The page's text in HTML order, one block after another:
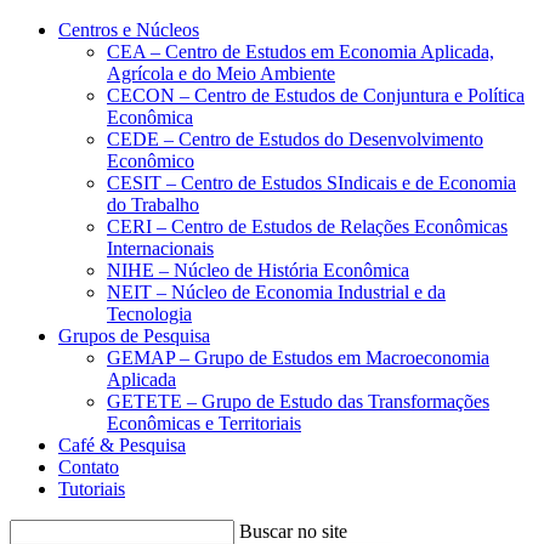
Conteúdo principal Menu principal
Centros e Núcleos
CEA – Centro de Estudos em Economia Aplicada,
Agrícola e do Meio Ambiente
CECON – Centro de Estudos de Conjuntura e Política
Econômica
CEDE – Centro de Estudos do Desenvolvimento
Econômico
CESIT – Centro de Estudos SIndicais e de Economia
do Trabalho
CERI – Centro de Estudos de Relações Econômicas
Internacionais
NIHE – Núcleo de História Econômica
NEIT – Núcleo de Economia Industrial e da
Tecnologia
Grupos de Pesquisa
GEMAP – Grupo de Estudos em Macroeconomia
Aplicada
GETETE – Grupo de Estudo das Transformações
Econômicas e Territoriais
Café & Pesquisa
Contato
Tutoriais
Buscar no site